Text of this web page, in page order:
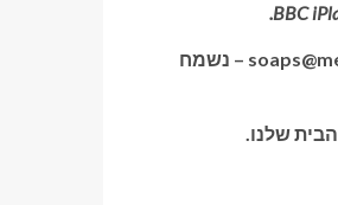
אם יש לך סיפור סבון או טלוויזיה, סרטון או תמונות צור קשר באמצעות דוא"ל soaps@metro.co.uk – נשמח
שלנו.